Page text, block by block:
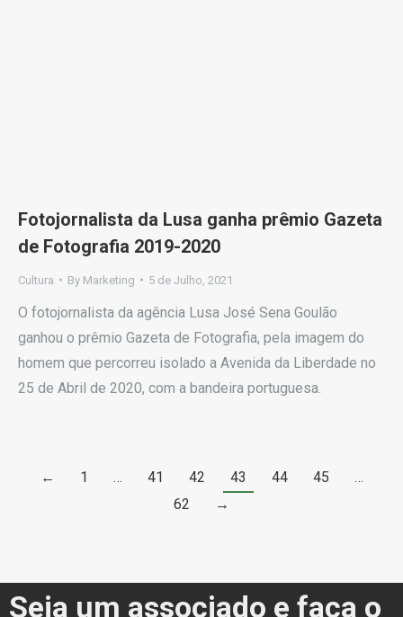
Fotojornalista da Lusa ganha prêmio Gazeta
de Fotografia 2019-2020
Cultura By Marketing 5 de Julho, 2021
O fotojornalista da agência Lusa José Sena Goulão
ganhou o prêmio Gazeta de Fotografia, pela imagem do
homem que percorreu isolado a Avenida da Liberdade no
25 de Abril de 2020, com a bandeira portuguesa.
← 1 … 41 42 43 44 45
…
62
→
Seja um associado e faça o